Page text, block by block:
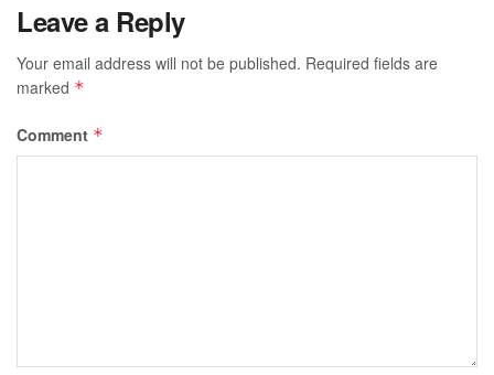
Leave a Reply
Your email address will not be published. Required fields are
marked *
Comment *